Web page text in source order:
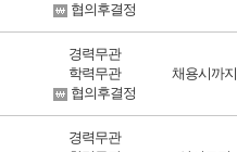
협의후결정
경력무관
학력무관
협의후결정
채용시까지
경력무관